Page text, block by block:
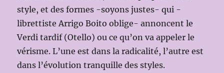
style, et des formes -soyons justes- qui -
librettiste Arrigo Boito oblige- annoncent le
Verdi tardif (Otello) ou ce qu’on va appeler le
vérisme. L’une est dans la radicalité, l’autre est
dans l’évolution tranquille des styles.